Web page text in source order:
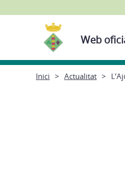
Web
Inici Actualitat